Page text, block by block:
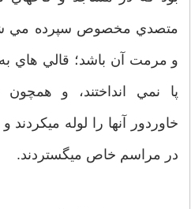
متصدي مخصوص سپرده مي
و مرمت آن باشد؛ قالي هاي به
پا نمي انداختند، و
خاوردور آنها را لوله
در مراسم خاص ميگستردند.